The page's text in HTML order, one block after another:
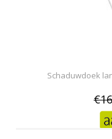
Schaduwdoek